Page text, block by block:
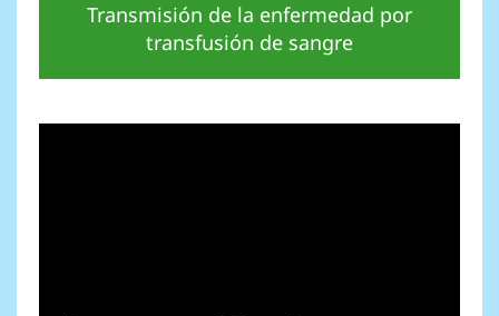
Transmisión de la enfermedad por
transfusión de sangre